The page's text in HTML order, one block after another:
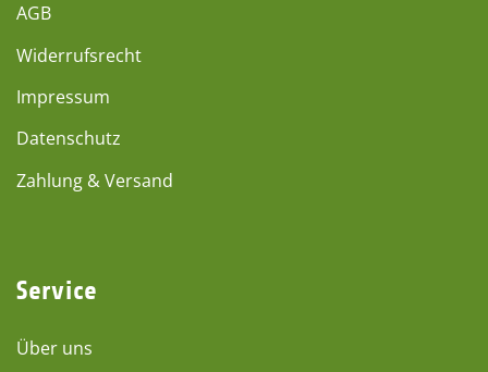
AGB
Widerrufsrecht
Impressum
Datenschutz
Zahlung & Versand
Service
Über uns